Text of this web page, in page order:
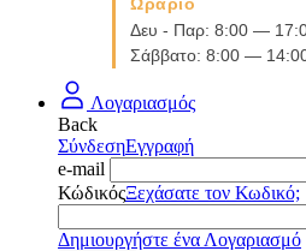
Δευ - Παρ: 8:00 —
Σάββατο: 8:00 —
Λογαριασμός
Back
ΣύνδεσηΕγγραφή
e-mail
ΚώδικόςΞεχάσατε τον Κωδικό;
Δημιουργήστε ένα Λογαριασμό